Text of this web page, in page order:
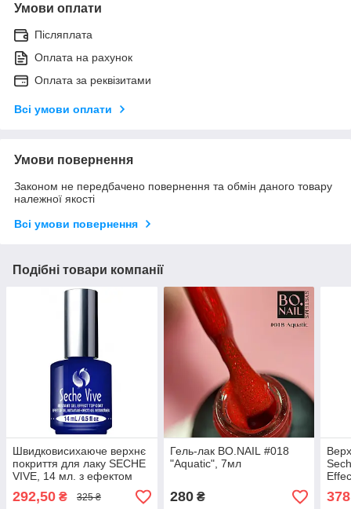
Умови оплати
Післяплата
Оплата на рахунок
Оплата за реквізитами
Всі умови оплати
Умови повернення
Законом не передбачено повернення та обмін даного товару
належної якості
Всі умови повернення
Подібні товари компанії
Швидковисихаюче верхнє
покриття для лаку SECHE
VIVE, 14 мл. з ефектом
гелевого покриття
292,50 ₴ 325 ₴
Гель-лак BO.NAIL #018
"Aquatic", 7мл
280₴ 378